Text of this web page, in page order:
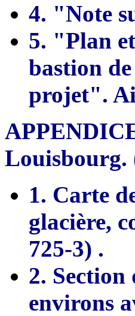
4. "Note
5. "Plan
bastion
projet".
1. Carte
glacière,
725-3) .
2.
environs